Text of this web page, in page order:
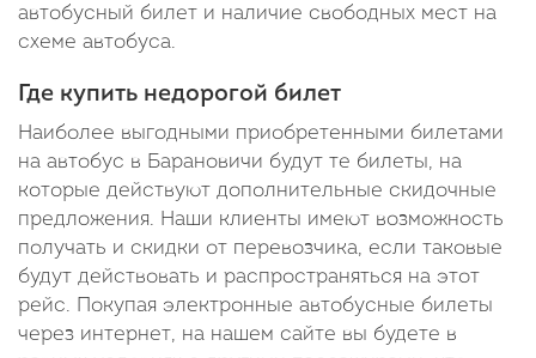
автобусный билет и наличие свободных мест на
схеме автобуса.
Где купить недорогой билет
Наиболее выгодными приобретенными билетами
на автобус в Барановичи будут те билеты, на
которые действуют дополнительные скидочные
предложения. Наши клиенты имеют возможность
получать и скидки от перевозчика, если таковые
будут действовать и распространяться на этот
рейс. Покупая электронные автобусные билеты
через интернет, на нашем сайте вы будете в